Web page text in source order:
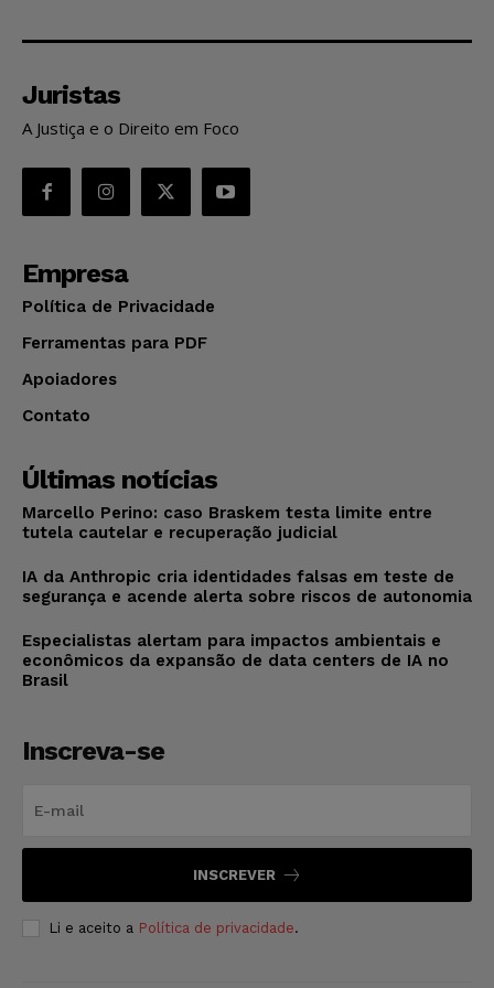
Juristas
A Justiça e o Direito em Foco
Empresa
Política de Privacidade
Ferramentas para PDF
Apoiadores
Contato
Últimas notícias
Marcello Perino: caso Braskem testa limite entre
tutela cautelar e recuperação judicial
IA da Anthropic cria identidades falsas em teste de
segurança e acende alerta sobre riscos de autonomia
Especialistas alertam para impactos ambientais e
econômicos da expansão de data centers de IA no
Brasil
Inscreva-se
INSCREVER
Li e aceito a Política de privacidade.